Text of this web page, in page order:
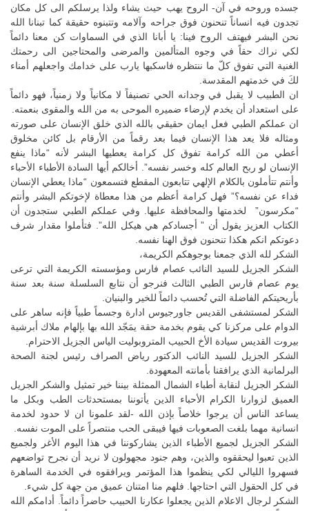
جسده وروحه في آن- الروح يهب حيث يشاء ولذا يرسلكم الى كل مكان
تجدون فيه انساناً تنحنون فوق جراحه وآلامه وتتبنوه حقيقة كما تبنانا الله
نحن البشر فيهتف الروح فينا: يا أبانا الذي في السماوات كن معنا دائماً
لكي نراك حقاً في وجوه المتألمين والمرضى والمحتاجين الى رحمتك
الغنية التي تفوق كلّ ما ننتظره فاسكبها يارب على خدامك واجعلهم أمناء
لكَ في خدمتهم المقدسة.
ان الطبيب لا يقبل في وجدانه الحي تصنيفاً لا مكانياً ولا زمنياً، فهو دائماً
على استعداد أن يخدم لإرضاء ضميره الموحى به من الله والمقوى بنعمته.
ان عملكم الطبي فعل ايمان حقيقي بالله الذي خلق الإنسان على صورته
ومثاله فلا يعد هذا الإنسان فيما بعد رقماً من الأرقام بل كائن مخلوق
أعطي من الله كرامة تفوق كل كرامة يعطيها البشر لأنه “ماذا ينفع
الإنسان لو ربح العالم كله وخسر نفسه”. أخالكم أيها السادة الأطباء الأحباء
وأنتم تتأملون بالكلام الإلهي تتابعون المقطع فتسمعون “ماذا يعطي الإنسان
فداء عن نفسه؟” فهل كرامة أعظم من هذا معطاة لإخوتكم البشر وأنتم
“مكرسون” لخدمتها والمحافظة عليها. وفي عملكم الطبي ستجدون أن
الكتاب العزيز يقول أن ” أجسادكم هي هيكل الله”. فتأملوا مقدار شرف
دعوتكم انكم هكذا تنحنون فوق الهنا نفسه.
الشكر لله الذي جمعنا بوجوهكم الكريمة،
الشكر الجزيل للسيد النائب عصام فارس ومؤسسته الكريمة التي ترعى
يوم عصام فارس الطبي الثالث فنرجو أن نتابع السلسلة سنة بعد سنة
بأريحيتكم الفاضلة التي تُحسب دائماً للخير والبنيان.
الشكر لمستشفى القديس جاورجيوس ادارة وجسماً طبياً فإنه ساهر على
الدوام على مركزنا كي يقوم بخدمة حقة يمَجّد الله بها بإلهام ملاك أبرشية
بيروت القديس سيادة الأخ الحبيب المتروبوليت الياس الجزيل الاحترام.
الشكر الجزيل للسيد النائب الدكتور رياض الصراف رئيس لجنة الصحة
البرلمانية الذي يرافقنا بأمانته المعهودة.
الشكر الجزيل لنقابة أطباء الشمال الممثلة بيننا خير تمثيل والشكر الجزيل
العميق لزوارنا الكرام الأحباء الذين يأتوننا بمستحدثات الطب وبكل ما
يساعد الناس أن يرجوا خلاصاً بإذن الله -لقد علمونا ان لا حدود لخدمة
انسانية مهما بلغت الصعوبات فيها فيبقى الحب منتصراً على الموت نفسه.
الشكر الجزيل لجميع الأطباء الذين يشاركوننا في هذا اليوم الأغر ولجميع
الذين تعبوا ليحققوه والذين، وهم جنود مجهولون لا نريد أن نجرح تواضعهم
فسهروا الليالي لكي ينظموا هذا المؤتمر ويرافقوه في الخدمة الساهرة
في كل الحقول التي احتاجها. فلهم منا امتنان عميق من جهة كل شيء.
الشكر لرجال الاعلام الذين يجعلوا عكارنا الحبيب حاضراً دائماً. أدامكم الله